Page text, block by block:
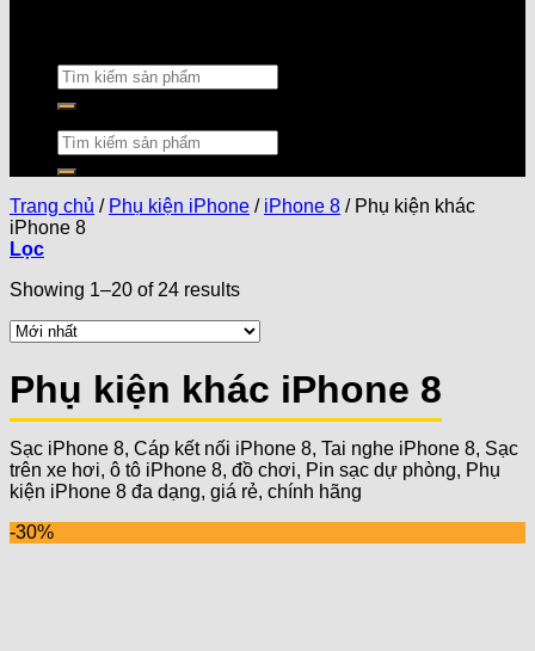
Trang chủ / Phụ kiện iPhone / iPhone 8 /Phụ kiện khác
iPhone 8
Lọc
Showing 1–20 of 24 results
Phụ kiện khác iPhone 8
Sạc iPhone 8, Cáp kết nối iPhone 8, Tai nghe iPhone 8, Sạc
trên xe hơi, ô tô iPhone 8, đồ chơi, Pin sạc dự phòng, Phụ
kiện iPhone 8 đa dạng, giá rẻ, chính hãng
-30%